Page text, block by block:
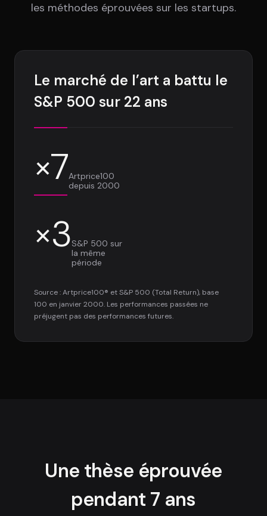
les méthodes éprouvées sur les startups.
Le marché de l’art a battu le
S&P 500 sur 22 ans
×7Artprice100
depuis 2000
×3S&P 500 sur
la même
période
Source : Artprice100® et S&P 500 (Total Return), base
100 en janvier 2000. Les performances passées ne
préjugent pas des performances futures.
Une thèse éprouvée
pendant 7 ans